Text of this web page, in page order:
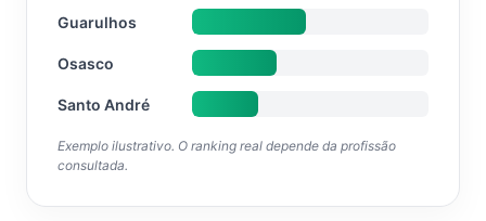
Guarulhos
Osasco
Santo André
Exemplo ilustrativo. O ranking real depende da profissão
consultada.